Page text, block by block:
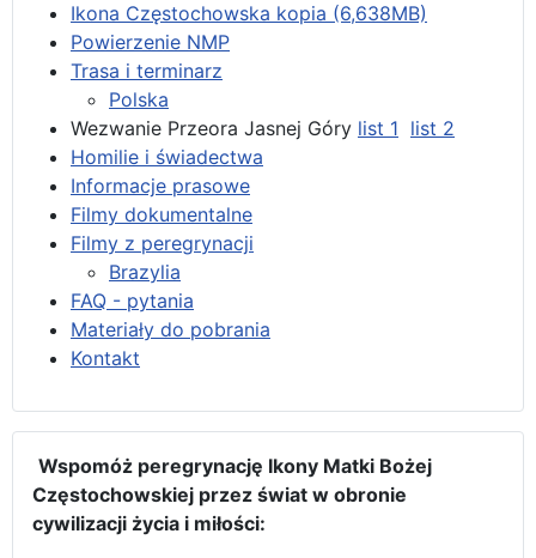
Ikona Częstochowska kopia (6,638MB)
Powierzenie NMP
Trasa i terminarz
Polska
Wezwanie Przeora Jasnej Góry list 1 list 2
Homilie i świadectwa
Informacje prasowe
Filmy dokumentalne
Filmy z peregrynacji
Brazylia
FAQ - pytania
Materiały do pobrania
Kontakt
Wspomóż peregrynację Ikony Matki Bożej
Częstochowskiej przez świat w obronie
cywilizacji życia i miłości: